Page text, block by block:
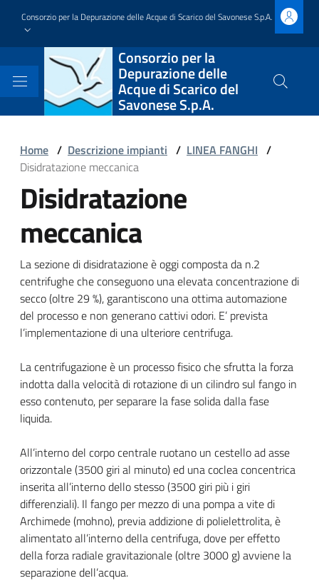
contenuto
Consorzio per la Depurazione delle Acque di Scarico del Savonese S.p.A.
Block
it-
block-
brandingdelsito
Consorzio per la
Depurazione delle
Acque di Scarico del
Savonese S.p.A.
Cerca
sito
Block
it-
block-
italiagov-
breadcrumbs
Home / Descrizione impianti / LINEA FANGHI /
Disidratazione meccanica
Block
it-
block-
italiagov-
page-
title
Disidratazione
meccanica
Block
it-
block-
italiagov-
content
La sezione di disidratazione è oggi composta da n.2
centrifughe che conseguono una elevata concentrazione di
secco (oltre 29 %), garantiscono una ottima automazione
del processo e non generano cattivi odori. E’ prevista
l’implementazione di una ulteriore centrifuga.
La centrifugazione è un processo fisico che sfrutta la forza
indotta dalla velocità di rotazione di un cilindro sul fango in
esso contenuto, per separare la fase solida dalla fase
liquida.
All’interno del corpo centrale ruotano un cestello ad asse
orizzontale (3500 giri al minuto) ed una coclea concentrica
inserita all’interno dello stesso (3500 giri più i giri
differenziali). Il fango per mezzo di una pompa a vite di
Archimede (mohno), previa addizione di polielettrolita, è
alimentato all’interno della centrifuga, dove per effetto
della forza radiale gravitazionale (oltre 3000 g) avviene la
separazione dell’acqua.